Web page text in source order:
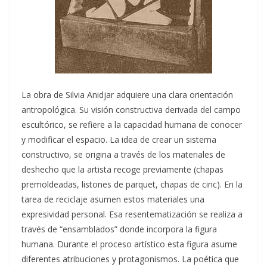
La obra de Silvia Anidjar adquiere una clara orientación
antropológica. Su visión constructiva derivada del campo
escultórico, se refiere a la capacidad humana de conocer
y modificar el espacio. La idea de crear un sistema
constructivo, se origina a través de los materiales de
deshecho que la artista recoge previamente (chapas
premoldeadas, listones de parquet, chapas de cinc). En la
tarea de reciclaje asumen estos materiales una
expresividad personal. Esa resentematización se realiza a
través de “ensamblados” donde incorpora la figura
humana. Durante el proceso artístico esta figura asume
diferentes atribuciones y protagonismos. La poética que